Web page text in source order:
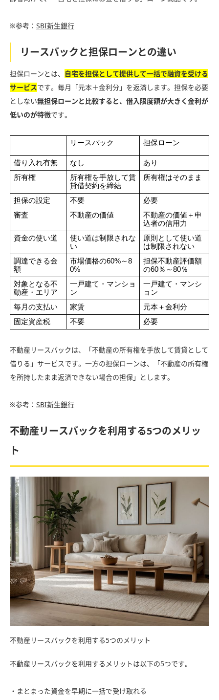
※参考： SBI新生銀行
リースバックと担保ローンとの違い
担保ローンとは、
自宅を担保として提供して一括で融資を受ける
サービスです。毎月「元本＋金利分」を返済します。担保を必要
としない無担保ローンと比較すると、借入限度額が大きく金利が
低いのが特徴です。
リースバック 担保ローン
借り入れ有無 なし
あり
所有権
所有権を手放して賃
貸借契約を締結
所有権はそのまま
担保の設定 不要
必要
審査
不動産の価値
不動産の価値＋申
込者の信用力
資金の使い道
使い道は制限されな
い
原則として使い道
は制限されない
調達できる金
額
市場価格の60%～8
0%
担保不動産評価額
の60％～80％
対象となる不
動産・エリア
一戸建て・マンショ
ン
一戸建て・マンシ
ョン
毎月の支払い
家賃
元本＋金利分
固定資産税
不要 必要
不動産リースバックは、「不動産の所有権を手放して賃貸として
借りる」サービスです。一方の担保ローンは、「不動産の所有権
を所持したまま返済できない場合の担保」とします。
※参考： SBI新生銀行
不動産リースバックを利用する5つのメリッ
ト
不動産リースバックを利用する5つのメリット
不動産リースバックを利用するメリットは以下の5つです。
・まとまった資金を早期に一括で受け取れる